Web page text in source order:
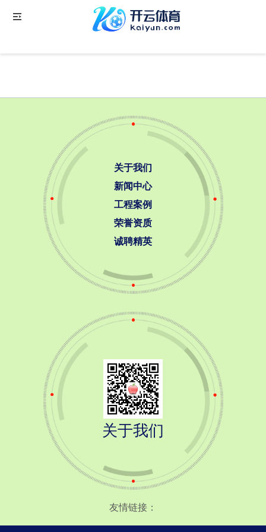
关于我们
关于我们
新闻中心
工程案例
荣誉资质
诚聘精英
关于我们
友情链接：